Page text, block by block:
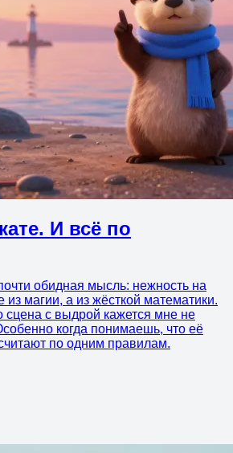
И всё по
обидная мысль: нежность на
из магии, а из жёсткой математики.
сцена с выдрой кажется мне не
когда понимаешь, что её
по одним правилам.